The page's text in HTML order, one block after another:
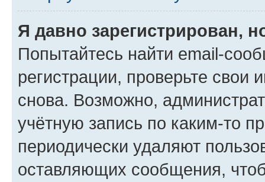
Я давно зарегистрирован,
Попытайтесь найти email-
регистрации, проверьте свои
снова. Возможно,
учётную запись по каким-то
периодически удаляют
оставляющих сообщения,